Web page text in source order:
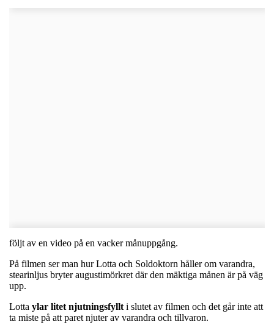
följt av en video på en vacker månuppgång.
På filmen ser man hur Lotta och Soldoktorn håller om varandra,
stearinljus bryter augustimörkret där den mäktiga månen är på väg
upp.
Lotta ylar litet njutningsfyllt i slutet av filmen och det går inte att
ta miste på att paret njuter av varandra och tillvaron.